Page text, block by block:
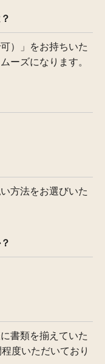
）」をお持ちいた
ーズになります。
方法をお選びいた
書類を揃えていた
度いただいており